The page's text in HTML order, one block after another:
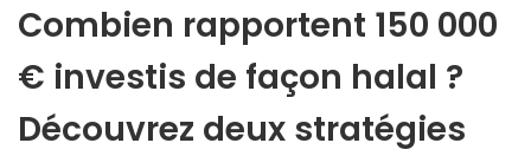
Combien rapportent 150 000
€ investis de façon halal ?
Découvrez deux stratégies